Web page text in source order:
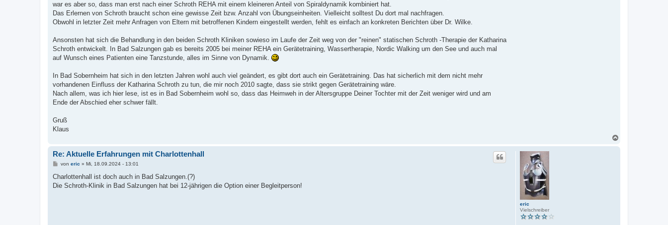
war es aber so, dass man erst nach einer Schroth REHA mit einem kleineren Anteil von Spiraldynamik kombiniert hat.
Das Erlernen von Schroth braucht schon eine gewisse Zeit bzw. Anzahl von Übungseinheiten. Vielleicht solltest Du dort mal nachfragen.
Obwohl in letzter Zeit mehr Anfragen von Eltern mit betroffenen Kindern eingestellt werden, fehlt es einfach an konkreten Berichten über Dr. Wilke.
Ansonsten hat sich die Behandlung in den beiden Schroth Kliniken sowieso im Laufe der Zeit weg von der "reinen" statischen Schroth -Therapie der Katharina
Schroth entwickelt. In Bad Salzungen gab es bereits 2005 bei meiner REHA ein Gerätetraining, Wassertherapie, Nordic Walking um den See und auch mal
auf Wunsch eines Patienten eine Tanzstunde, alles im Sinne von Dynamik.
In Bad Sobernheim hat sich in den letzten Jahren wohl auch viel geändert, es gibt dort auch ein Gerätetraining. Das hat sicherlich mit dem nicht mehr
vorhandenen Einfluss der Katharina Schroth zu tun, die mir noch 2010 sagte, dass sie strikt gegen Gerätetraining wäre.
Nach allem, was ich hier lese, ist es in Bad Sobernheim wohl so, dass das Heimweh in der Altersgruppe Deiner Tochter mit der Zeit weniger wird und am
Ende der Abschied eher schwer fällt.
Gruß
Klaus
eric
Vielschreiber
Re: Aktuelle Erfahrungen mit Charlottenhall
B
i
r
von eric » Mi, 18.09.2024 - 13:01
Charlottenhall ist doch auch in Bad Salzungen.(?)
Die Schroth-Klinik in Bad Salzungen hat bei 12-jährigen die Option einer Begleitperson!